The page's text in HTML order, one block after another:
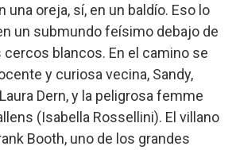
una oreja, sí, en un baldío. Eso lo
un submundo feísimo debajo de
cercos blancos. En el camino se
y curiosa vecina, Sandy,
Dern, y la peligrosa femme
(Isabella Rossellini). El villano
Booth, uno de los grandes